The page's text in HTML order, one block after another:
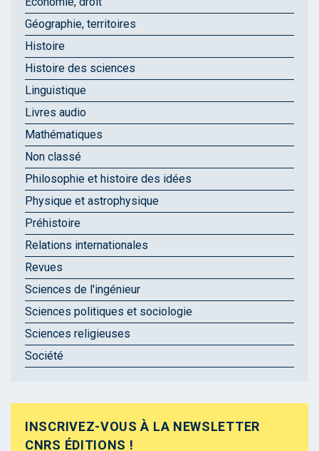
Géographie, territoires
Histoire
Histoire des sciences
Linguistique
Livres audio
Mathématiques
Non classé
Philosophie et histoire des idées
Physique et astrophysique
Préhistoire
Relations internationales
Revues
Sciences de l'ingénieur
Sciences politiques et sociologie
Sciences religieuses
Société
INSCRIVEZ-VOUS À LA NEWSLETTER
CNRS ÉDITIONS !